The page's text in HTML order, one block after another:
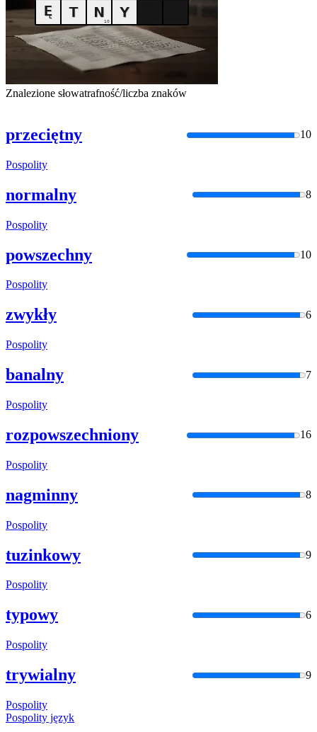
Znalezione słowatrafność/liczba znaków
przeciętny 10
Pospolity
normalny 8
Pospolity
powszechny 10
Pospolity
zwykły 6
Pospolity
banalny 7
Pospolity
rozpowszechniony 16
Pospolity
nagminny 8
Pospolity
tuzinkowy 9
Pospolity
typowy 6
Pospolity
trywialny 9
Pospolity
Pospolity język